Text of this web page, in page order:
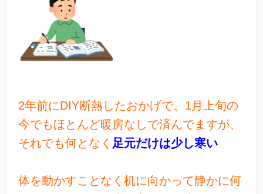
2年前にDIY断熱したおかげで、1月上旬の
今でもほとんど暖房なしで済んでますが、
それでも何となく 足元だけは少し寒い
体を動かすことなく机に向かって静かに何